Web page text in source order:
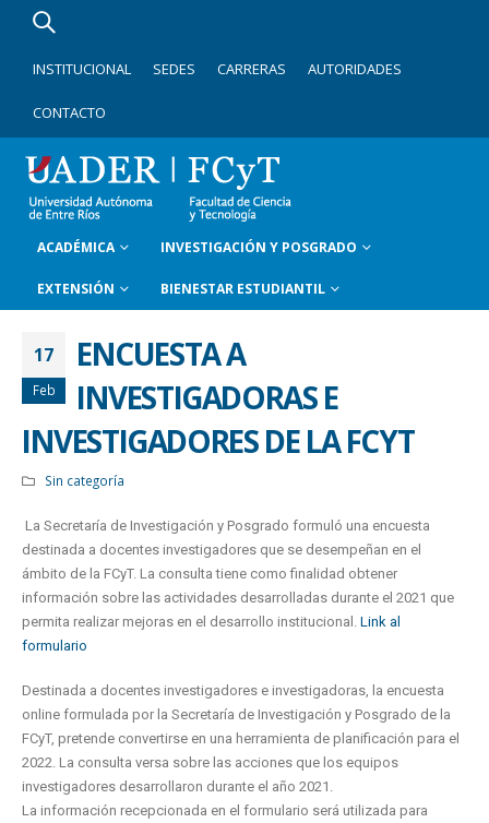
INSTITUCIONAL SEDES CARRERAS AUTORIDADES
CONTACTO
ACADÉMICA INVESTIGACIÓN Y POSGRADO
EXTENSIÓN BIENESTAR ESTUDIANTIL
17
Feb
ENCUESTA A
INVESTIGADORAS E
INVESTIGADORES DE LA FCYT
Sin categoría
La Secretaría de Investigación y Posgrado formuló una encuesta
destinada a docentes investigadores que se desempeñan en el
ámbito de la FCyT. La consulta tiene como finalidad obtener
información sobre las actividades desarrolladas durante el 2021 que
permita realizar mejoras en el desarrollo institucional. Link al
formulario
Destinada a docentes investigadores e investigadoras, la encuesta
online formulada por la Secretaría de Investigación y Posgrado de la
FCyT, pretende convertirse en una herramienta de planificación para el
2022. La consulta versa sobre las acciones que los equipos
investigadores desarrollaron durante el año 2021.
La información recepcionada en el formulario será utilizada para